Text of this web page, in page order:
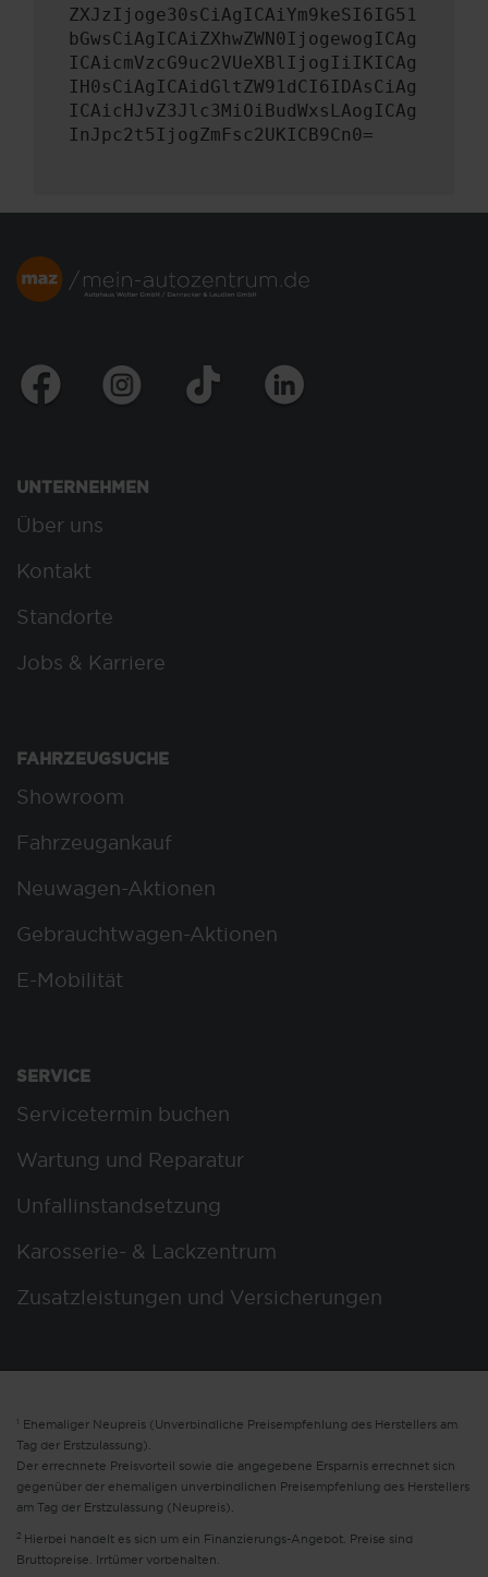
ZXJzIjoge30sCiAgICAiYm9keSI6IG51
bGwsCiAgICAiZXhwZWN0IjogewogICAg
ICAicmVzcG9uc2VUeXBlIjogIiIKICAg
IH0sCiAgICAidGltZW91dCI6IDAsCiAg
ICAicHJvZ3Jlc3MiOiBudWxsLAogICAg
InJpc2t5IjogZmFsc2UKICB9Cn0=
UNTERNEHMEN
Über uns
Kontakt
Standorte
Jobs & Karriere
FAHRZEUGSUCHE
Showroom
Fahrzeugankauf
Neuwagen-Aktionen
Gebrauchtwagen-Aktionen
E-Mobilität
SERVICE
Servicetermin buchen
Wartung und Reparatur
Unfallinstandsetzung
Karosserie- & Lackzentrum
Zusatzleistungen und Versicherungen
1 Ehemaliger Neupreis (Unverbindliche Preisempfehlung des Herstellers am
Tag der Erstzulassung).
Der errechnete Preisvorteil sowie die angegebene Ersparnis errechnet sich
gegenüber der ehemaligen unverbindlichen Preisempfehlung des Herstellers
am Tag der Erstzulassung (Neupreis).
2 Hierbei handelt es sich um ein Finanzierungs-Angebot. Preise sind
Bruttopreise. Irrtümer vorbehalten.